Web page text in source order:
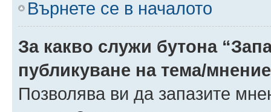
Върнете се в началото
За какво служи бутона
публикуване на тема/
Позволява ви да запазите